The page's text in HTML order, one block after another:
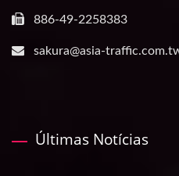
886-49-2258383
sakura@asia-
Últimas Notícias